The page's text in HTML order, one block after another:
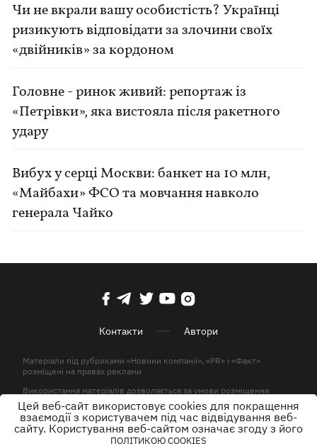
Чи не вкрали вашу особистість? Українці
ризикують відповідати за злочини своїх
«двійників» за кордоном
Головне - ринок живий: репортаж із
«Петрівки», яка вистояла після ракетного
удару
Вибух у серці Москви: банкет на 10 млн,
«Майбахи» ФСО та мовчання навколо
генерала Чайко
Контакти Автори
Матеріали під рубриками «Новини компанії», «PR» і «Факт»
розміщені на правах реклами
Використання матеріалів дозволяється за умови розміщення
активного гіперпосилання на KP.UA в першому абзаці.
© ТОВ «ЮЛАВ МЕДІА» 2026. Всі права захищені.
Цей веб-сайт використовує cookies для покращення
взаємодії з користувачем під час відвідування веб-
сайту. Користування веб-сайтом означає згоду з його
ПОЛІТИКОЮ COOKIES